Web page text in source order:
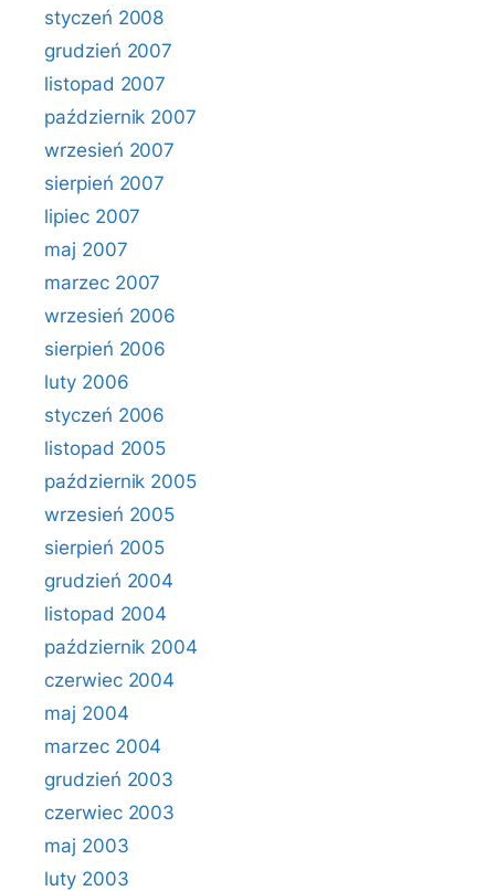
styczeń 2008
grudzień 2007
listopad 2007
październik 2007
wrzesień 2007
sierpień 2007
lipiec 2007
maj 2007
marzec 2007
wrzesień 2006
sierpień 2006
luty 2006
styczeń 2006
listopad 2005
październik 2005
wrzesień 2005
sierpień 2005
grudzień 2004
listopad 2004
październik 2004
czerwiec 2004
maj 2004
marzec 2004
grudzień 2003
czerwiec 2003
maj 2003
luty 2003